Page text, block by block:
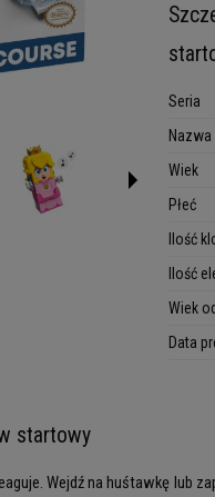
Seria
Wiek
Płeć
Ilość
Ilość
Wiek
Data
startowy
Wejdź na huśtawkę lub